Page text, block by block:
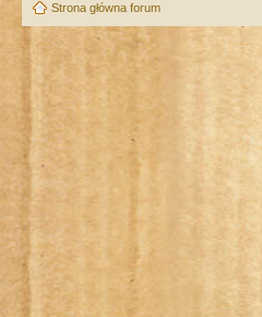
Strona główna forum